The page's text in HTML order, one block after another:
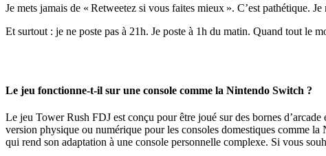
Je mets jamais de « Retweetez si vous faites mieux ». C’est pathétique.
Et surtout : je ne poste pas à 21h. Je poste à 1h du matin. Quand tout le
Le jeu fonctionne-t-il sur une console comme la Nintendo Switch ?
Le jeu Tower Rush FDJ est conçu pour être joué sur des bornes
version physique ou numérique pour les consoles domestiques comme
qui rend son adaptation à une console personnelle complexe. Si vous